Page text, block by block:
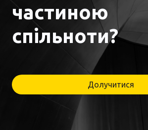
частиною
спільноти?
Долучитися